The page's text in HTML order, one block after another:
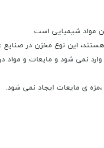
مواد شیمیایی است.
از بدنه به داخل مخزن وارد نمی